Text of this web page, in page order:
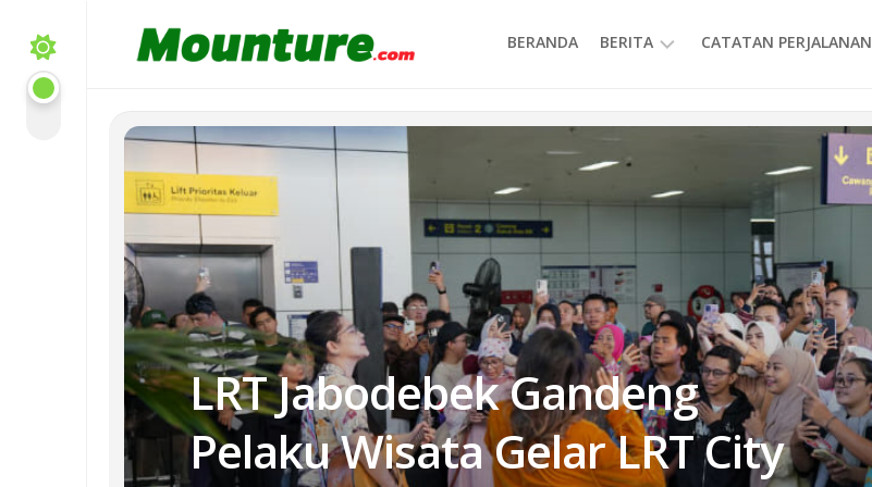
content
BERANDA BERITA CATATAN PERJALANAN
LRT Jabodebek Gandeng
Pelaku Wisata Gelar LRT City